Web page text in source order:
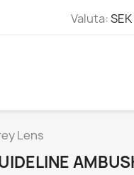
Valuta:
Lens